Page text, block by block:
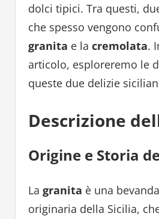
dolci tipici. Tra questi,
che spesso vengono
granita e la cremolata.
articolo, esploreremo le
queste due delizie
Descrizione
Origine e Storia
La granita è una
originaria della Sicilia,